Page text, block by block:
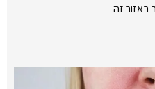
באזור זה